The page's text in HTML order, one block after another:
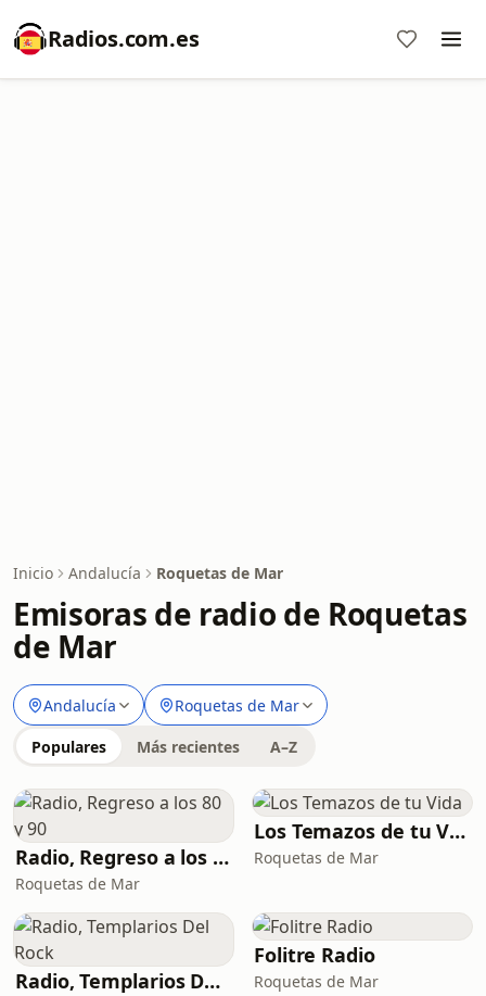
Radios.com.es
Inicio Andalucía Roquetas de Mar
Emisoras de radio de Roquetas
de Mar
Andalucía Roquetas de Mar
Populares Más recientes A–Z
Radio, Regreso a los 80 y 90
Roquetas de Mar
Los Temazos de tu Vida
Roquetas de Mar
Radio, Templarios Del Rock
Folitre Radio
Roquetas de Mar